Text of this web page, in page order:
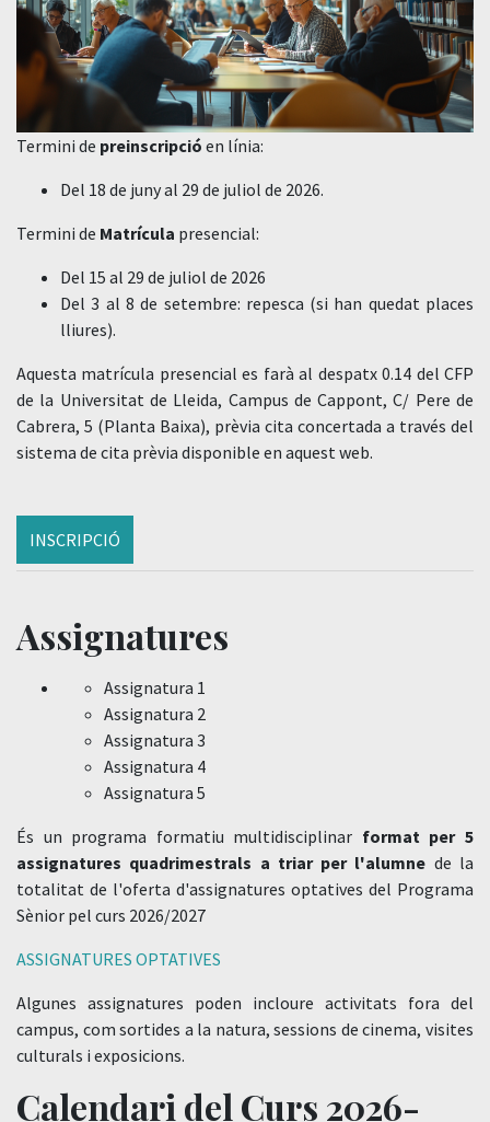
Termini de preinscripció en línia:
Del 18 de juny al 29 de juliol de 2026.
Termini de Matrícula presencial:
Del 15 al 29 de juliol de 2026
Del 3 al 8 de setembre: repesca (si han quedat places
lliures).
Aquesta matrícula presencial es farà al despatx 0.14 del CFP
de la Universitat de Lleida, Campus de Cappont, C/ Pere de
Cabrera, 5 (Planta Baixa), prèvia cita concertada a través del
sistema de cita prèvia disponible en aquest web.
INSCRIPCIÓ
Assignatures
Assignatura 1
Assignatura 2
Assignatura 3
Assignatura 4
Assignatura 5
És un programa formatiu multidisciplinar format per 5
assignatures quadrimestrals a triar per l'alumne de la
totalitat de l'oferta d'assignatures optatives del Programa
Sènior pel curs 2026/2027
ASSIGNATURES OPTATIVES
Algunes assignatures poden incloure activitats fora del
campus, com sortides a la natura, sessions de cinema, visites
culturals i exposicions.
Calendari del Curs 2026-